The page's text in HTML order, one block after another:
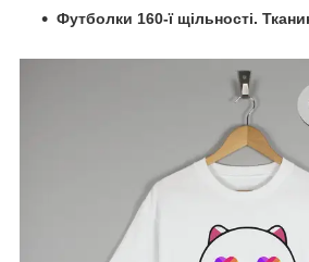
Футболки 160-ї щільності.